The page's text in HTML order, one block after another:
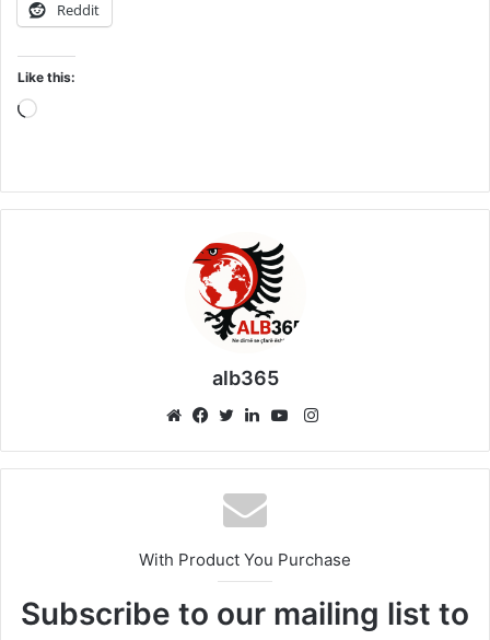
Reddit
Like this:
Loading…
alb365
Instagram
With Product You Purchase
Subscribe to our mailing list to